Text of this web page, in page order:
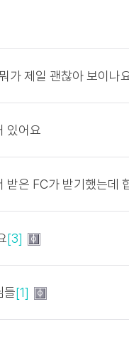
가 제일 괜찮아 보이나
있어요
받은 FC가 받기했는데
[3]
들[1]